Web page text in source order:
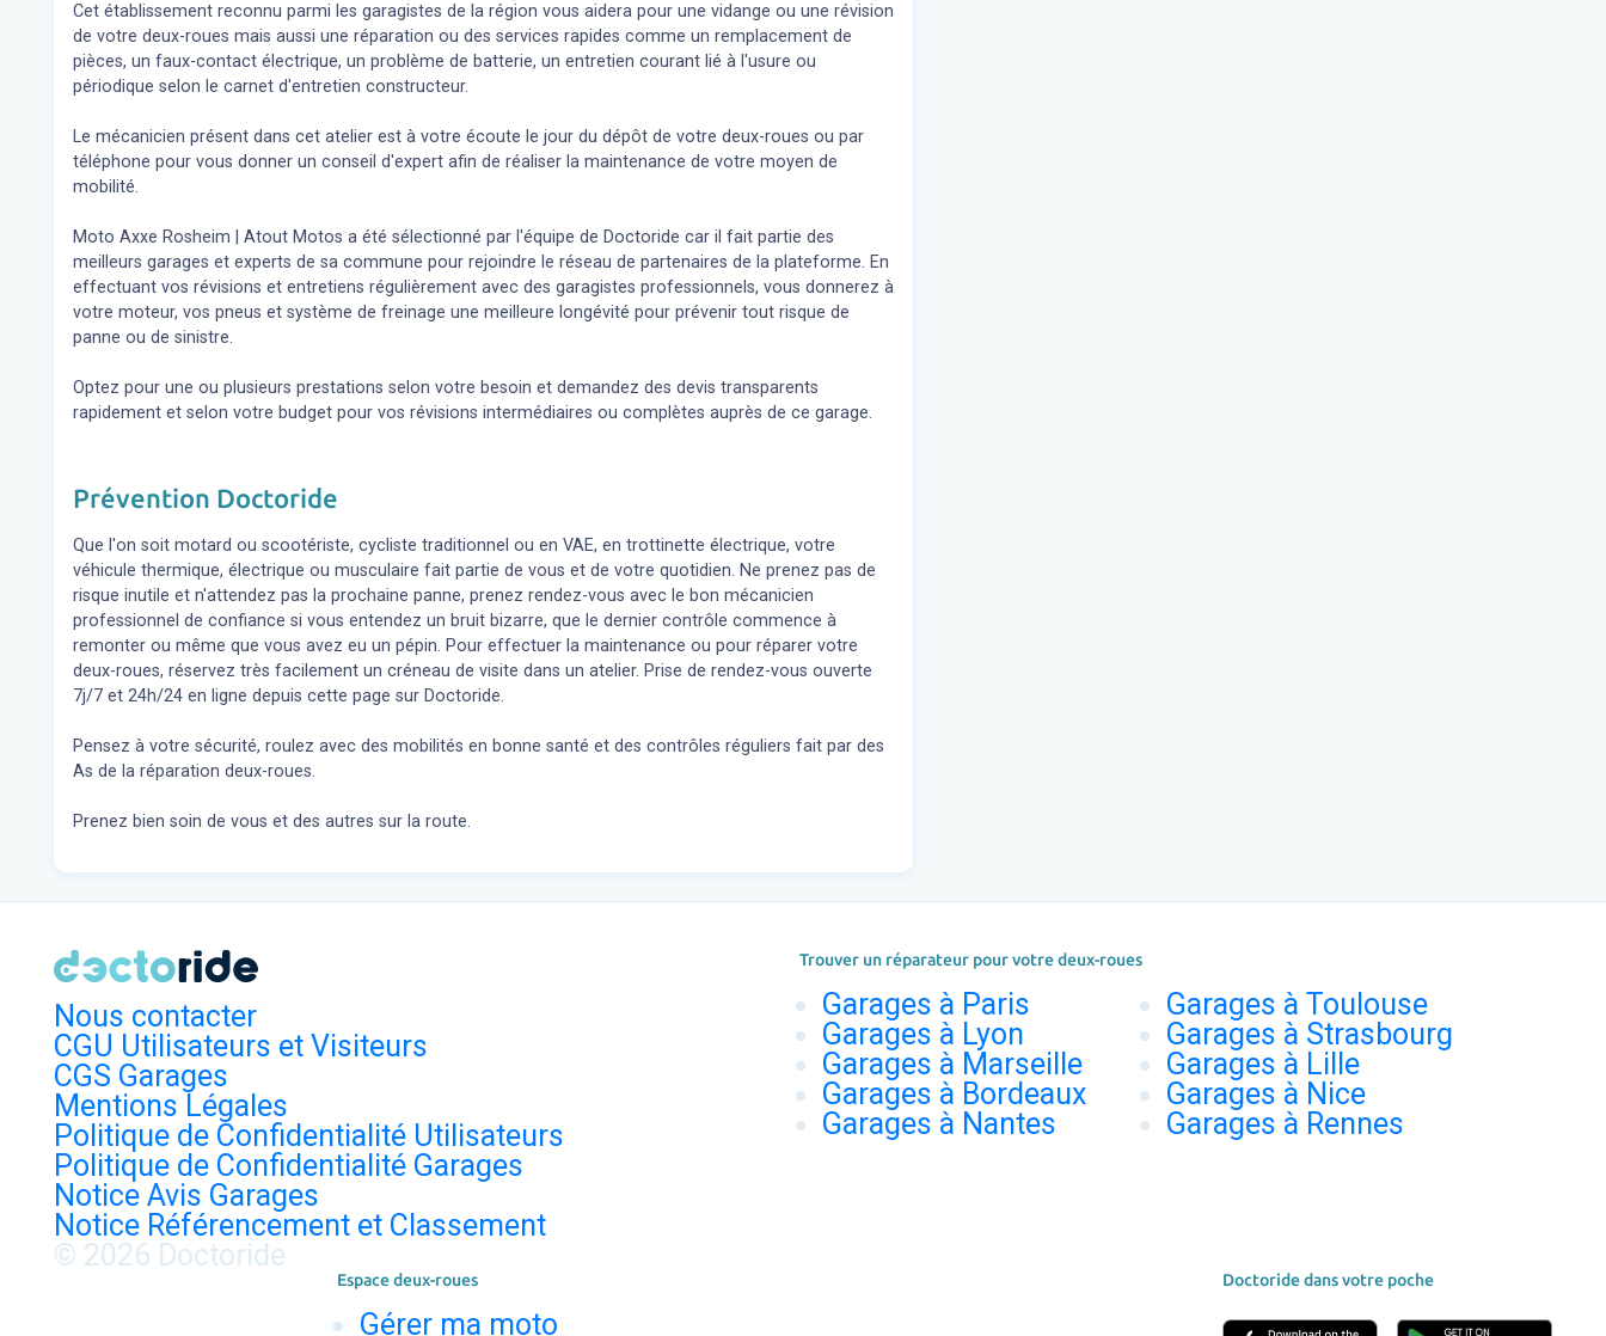
Cet établissement reconnu parmi les garagistes de la région vous aidera pour une vidange ou une révision
de votre deux-roues mais aussi une réparation ou des services rapides comme un remplacement de
pièces, un faux-contact électrique, un problème de batterie, un entretien courant lié à l'usure ou
périodique selon le carnet d'entretien constructeur.
Le mécanicien présent dans cet atelier est à votre écoute le jour du dépôt de votre deux-roues ou par
téléphone pour vous donner un conseil d'expert afin de réaliser la maintenance de votre moyen de
mobilité.
Moto Axxe Rosheim | Atout Motos a été sélectionné par l'équipe de Doctoride car il fait partie des
meilleurs garages et experts de sa commune pour rejoindre le réseau de partenaires de la plateforme. En
effectuant vos révisions et entretiens régulièrement avec des garagistes professionnels, vous donnerez à
votre moteur, vos pneus et système de freinage une meilleure longévité pour prévenir tout risque de
panne ou de sinistre.
Optez pour une ou plusieurs prestations selon votre besoin et demandez des devis transparents
rapidement et selon votre budget pour vos révisions intermédiaires ou complètes auprès de ce garage.
Prévention Doctoride
Que l'on soit motard ou scootériste, cycliste traditionnel ou en VAE, en trottinette électrique, votre
véhicule thermique, électrique ou musculaire fait partie de vous et de votre quotidien. Ne prenez pas de
risque inutile et n'attendez pas la prochaine panne, prenez rendez-vous avec le bon mécanicien
professionnel de confiance si vous entendez un bruit bizarre, que le dernier contrôle commence à
remonter ou même que vous avez eu un pépin. Pour effectuer la maintenance ou pour réparer votre
deux-roues, réservez très facilement un créneau de visite dans un atelier. Prise de rendez-vous ouverte
7j/7 et 24h/24 en ligne depuis cette page sur Doctoride.
Pensez à votre sécurité, roulez avec des mobilités en bonne santé et des contrôles réguliers fait par des
As de la réparation deux-roues.
Prenez bien soin de vous et des autres sur la route.
Nous contacter
CGU Utilisateurs et Visiteurs
CGS Garages
Mentions Légales
Politique de Confidentialité Utilisateurs
Politique de Confidentialité Garages
Notice Avis Garages
Notice Référencement et Classement
© 2026 Doctoride
Trouver un réparateur pour votre deux-roues
Garages à Paris
Garages à Lyon
Garages à Marseille
Garages à Bordeaux
Garages à Nantes
Garages à Toulouse
Garages à Strasbourg
Garages à Lille
Garages à Nice
Garages à Rennes
Espace deux-roues
Gérer ma moto
Doctoride dans votre poche